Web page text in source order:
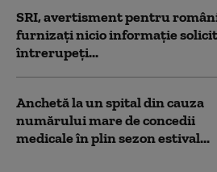
SRI, avertisment pentru
furnizați nicio informație
întrerupeți...
Anchetă la un spital din cauza
numărului mare de concedii
medicale în plin sezon estival...